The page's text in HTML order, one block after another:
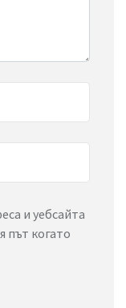
и уебсайта
път когато